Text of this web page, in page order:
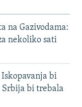
na Gazivodama:
nekoliko sati
bi
bi trebala